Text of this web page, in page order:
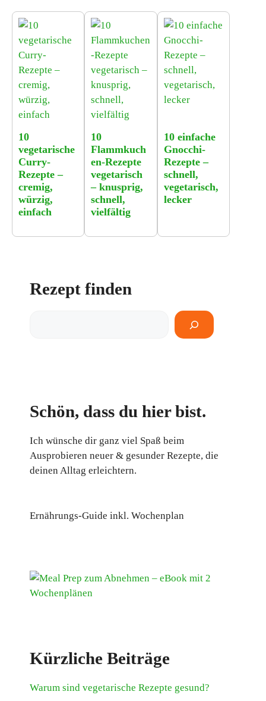
10
vegetarische
Curry-
Rezepte –
cremig,
würzig,
einfach
10
Flammkuch
en-Rezepte
vegetarisch
– knusprig,
schnell,
vielfältig
10 einfache
Gnocchi-
Rezepte –
schnell,
vegetarisch,
lecker
Rezept finden
Schön, dass du hier bist.
Ich wünsche dir ganz viel Spaß beim
Ausprobieren neuer & gesunder Rezepte, die
deinen Alltag erleichtern.
Ernährungs-Guide inkl. Wochenplan
Kürzliche Beiträge
Warum sind vegetarische Rezepte gesund?